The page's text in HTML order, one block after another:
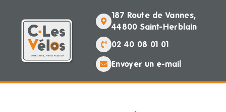
187 Route de Vannes,
44800 Saint-Herblain
02 40 08 01 01
Envoyer un e-mail